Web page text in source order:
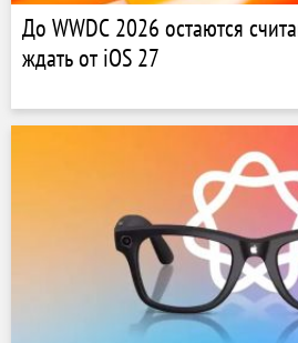
До WWDC 2026 остаются
ждать от iOS 27